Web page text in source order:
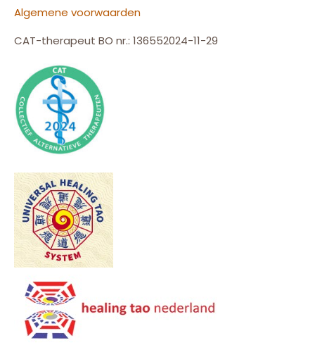
Algemene voorwaarden
CAT-therapeut BO nr.: 136552024-11-29